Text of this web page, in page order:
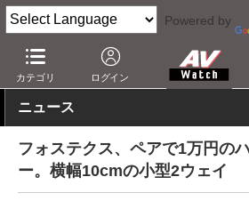
Powered by
カテゴリ ログイン
AV Watch 製品 オーディオスピーカー
ニュース
フォステクス、ペアで1万円の
ー。横幅10cmの小型2ウェイ